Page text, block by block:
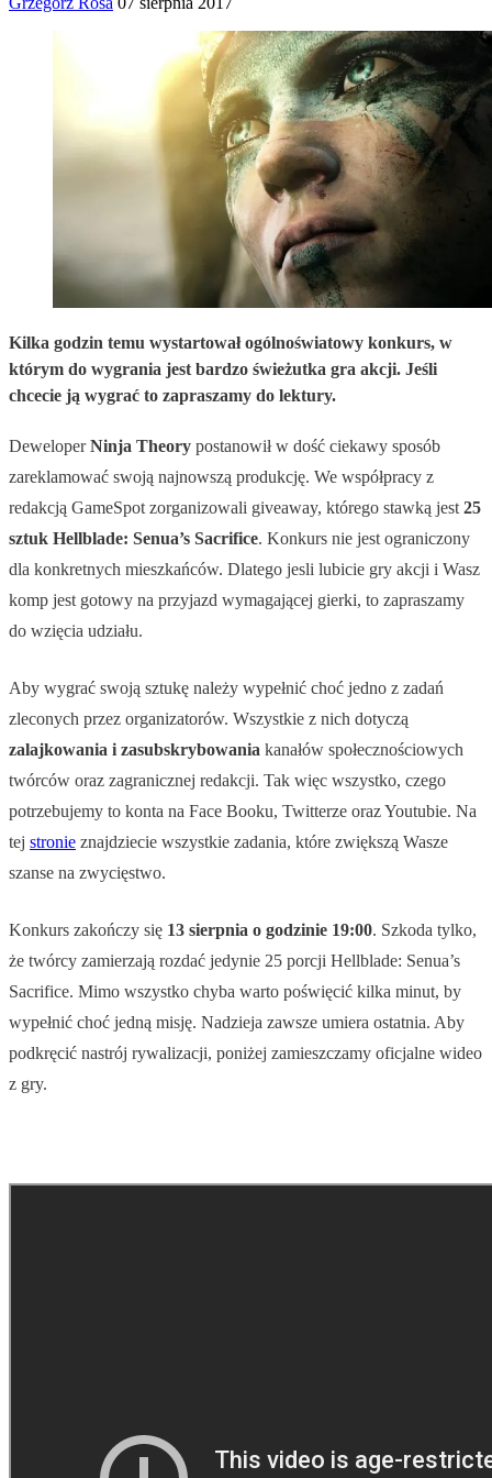
Kilka godzin temu wystartował ogólnoświatowy konkurs, w
którym do wygrania jest bardzo świeżutka gra akcji. Jeśli
chcecie ją wygrać to zapraszamy do lektury.
DeweloperNinja Theory postanowił w dość ciekawy sposób
zareklamować swoją najnowszą produkcję. We współpracy z
redakcją GameSpot zorganizowali giveaway, którego stawką jest 25
sztuk Hellblade: Senua’s Sacrifice. Konkurs nie jest ograniczony
dla konkretnych mieszkańców. Dlatego jesli lubicie gry akcji i Wasz
komp jest gotowy na przyjazd wymagającej gierki, to zapraszamy
do wzięcia udziału.
Aby wygrać swoją sztukę należy wypełnić choć jedno z zadań
zleconych przez organizatorów. Wszystkie z nich dotyczą
zalajkowania i zasubskrybowania kanałów społecznościowych
twórców oraz zagranicznej redakcji. Tak więc wszystko, czego
potrzebujemy to konta na Face Booku, Twitterze oraz Youtubie. Na
tej stronie znajdziecie wszystkie zadania, które zwiększą Wasze
szanse na zwycięstwo.
Konkurs zakończy się 13 sierpnia o godzinie 19:00. Szkoda tylko,
że twórcy zamierzają rozdać jedynie 25 porcji Hellblade: Senua’s
Sacrifice. Mimo wszystko chyba warto poświęcić kilka minut, by
wypełnić choć jedną misję. Nadzieja zawsze umiera ostatnia. Aby
podkręcić nastrój rywalizacji, poniżej zamieszczamy oficjalne wideo
z gry.